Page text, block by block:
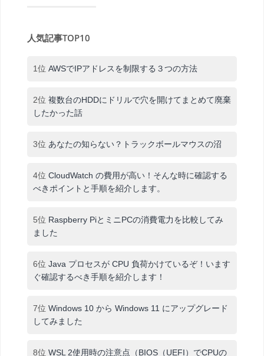
人気記事TOP10
1位 AWSでIPアドレスを制限する３つの方法
2位 複数台のHDDにドリルで穴を開けてまとめて廃棄
したかった話
3位 あなたの知らない？トラックボールマウスの沼
4位 CloudWatch の費用が高い！そんな時に確認する
べきポイントと手順を紹介します。
5位 Raspberry PiとミニPCの消費電力を比較してみ
ました
6位 Java プロセスが CPU 負荷かけているぞ！います
ぐ確認するべき手順を紹介します！
7位 Windows 10 から Windows 11 にアップグレード
してみました
8位 WSL 2使用時の注意点（BIOS（UEFI）でCPUの